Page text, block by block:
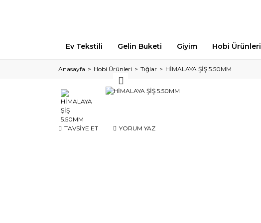
Ev Tekstili Gelin Buketi Giyim Hobi Ürünleri
Anasayfa Hobi Ürünleri Tığlar HİMALAYA ŞİŞ 5.50MM
TAVSİYE ET YORUM YAZ